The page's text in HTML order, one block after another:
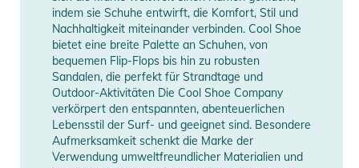
Typ Sandale
Manufacturer
Information
Herstellerangaben
anzeigen
indem sie Schuhe entwirft, die Komfort, Stil und
Nachhaltigkeit miteinander verbinden. Cool Shoe
bietet eine breite Palette an Schuhen, von
bequemen Flip-Flops bis hin zu robusten
Sandalen, die perfekt für Strandtage und
Outdoor-Aktivitäten Die Cool Shoe Company
verkörpert den entspannten, abenteuerlichen
Lebensstil der Surf- und geeignet sind. Besondere
Aufmerksamkeit schenkt die Marke der
Verwendung umweltfreundlicher Materialien und